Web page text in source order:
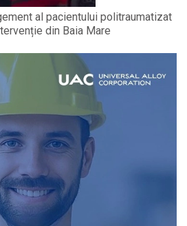
al pacientului politraumatizat
din Baia Mare